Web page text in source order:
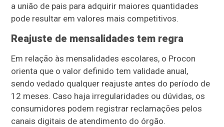
a união de pais para adquirir maiores quantidades
pode resultar em valores mais competitivos.
Reajuste de mensalidades tem regra
Em relação às mensalidades escolares, o Procon
orienta que o valor definido tem validade anual,
sendo vedado qualquer reajuste antes do período de
12 meses. Caso haja irregularidades ou dúvidas, os
consumidores podem registrar reclamações pelos
canais digitais de atendimento do órgão.